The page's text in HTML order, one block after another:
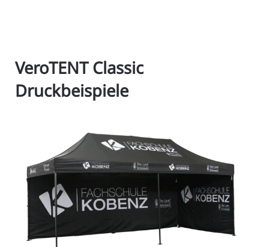
VeroTENT Classic
Druckbeispiele